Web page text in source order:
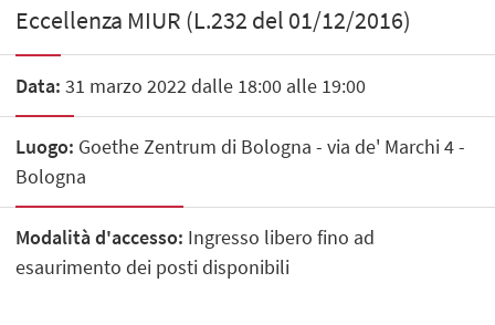
Eccellenza MIUR (L.232 del 01/12/2016)
Data: 31 marzo 2022 dalle 18:00 alle 19:00
Luogo: Goethe Zentrum di Bologna - via de' Marchi 4 -
Bologna
Modalità d'accesso: Ingresso libero fino ad
esaurimento dei posti disponibili